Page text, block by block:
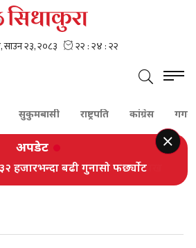
राष्ट्रपति कांग्रेस गगन थापा
अपडेट
हजारभन्दा बढी गुनासो फर्छ्योट